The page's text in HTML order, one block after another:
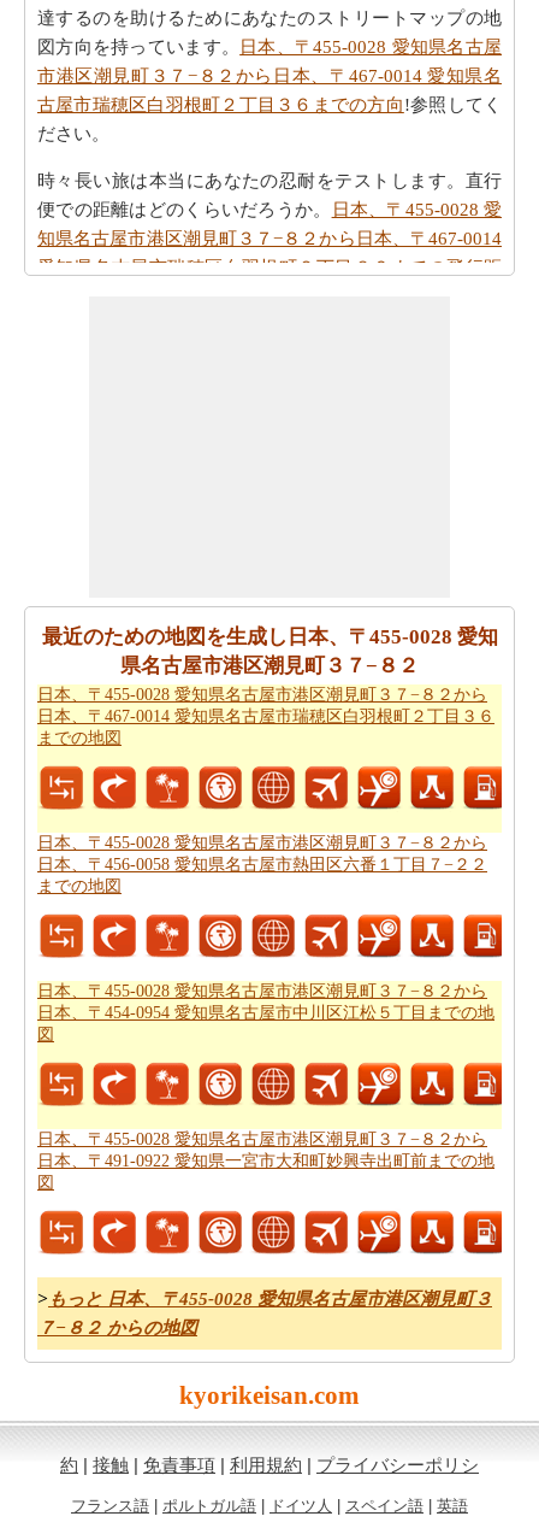
達するのを助けるためにあなたのストリートマップの地
図方向を持っています。
日本、〒455-0028 愛知県名古屋
市港区潮見町３７−８２から日本、〒467-0014 愛知県名
古屋市瑞穂区白羽根町２丁目３６までの方向!参照してく
ださい。
時々長い旅は本当にあなたの忍耐をテストします。直行
便での距離はどのくらいだろうか。
日本、〒455-0028 愛
知県名古屋市港区潮見町３７−８２から日本、〒467-0014
愛知県名古屋市瑞穂区白羽根町２丁目３６までの飛行距
目３６までの旅行
を計画するのに役立ちます。
ご旅行中の時間的な制約がありましたか。より良いあな
たの飛行時間を管理するために探しますか。あなたは日
本、〒455-0028 愛知県名古屋市港区潮見町３７−８２か
目３６までの飛行時間を見つけることができます。自分
がより良い日本、〒455-0028 愛知県名古屋市港区潮見町
３７−８２から日本、〒467-0014 愛知県名古屋市瑞穂区
白羽根町２丁目３６までのあなたの旅行を計画するのに
役立ちます。
あなたはそれが確からしいの停止ポイントとあなたの旅
455-0028 愛知県名古屋市港区潮見町３７−８２から日
本、〒467-0014 愛知県名古屋市瑞穂区白羽根町２丁目３
６までの道路ルートプランはあなたがチェックすること
をお勧めします。
あなたは旅行のための旅行費用計算機を探しています
か。あなたは日本、〒455-0028 愛知県名古屋市港区潮見
町３７−８２から日本、〒467-0014 愛知県名古屋市瑞穂
区白羽根町２丁目３６までの旅行の費用を見つけること
ができます。
最近のための地図を生成し日本、〒455-0028 愛知
県名古屋市港区潮見町３７−８２
日本、〒455-0028 愛知県名古屋市港区潮見町３７−８２から
日本、〒467-0014 愛知県名古屋市瑞穂区白羽根町２丁目３６
までの地図
日本、〒455-0028 愛知県名古屋市港区潮見町３７−８２から
日本、〒456-0058 愛知県名古屋市熱田区六番１丁目７−２２
までの地図
日本、〒455-0028 愛知県名古屋市港区潮見町３７−８２から
日本、〒454-0954 愛知県名古屋市中川区江松５丁目までの地
図
日本、〒455-0028 愛知県名古屋市港区潮見町３７−８２から
日本、〒491-0922 愛知県一宮市大和町妙興寺出町前までの地
図
> もっと 日本、〒455-0028 愛知県名古屋市港区潮見町３
７−８２ からの地図
kyorikeisan.com
約 | 接触 | 免責事項 | 利用規約 | プライバシーポリシ
フランス語 | ポルトガル語 | ドイツ人 | スペイン語 | 英語